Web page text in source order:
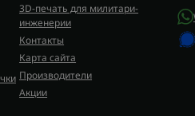
сетевых
реноватор не нужно
нужно сделать несколько
место или счищать старый
блока
3D-печать для милитари-
инженерии
Контакты
Карта сайта
Производители
Акции